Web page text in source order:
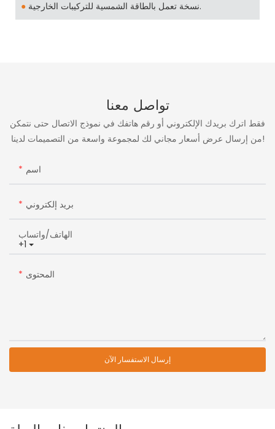
●
نسخة تعمل بالطاقة الشمسية للتركيبات الخارجية.
تواصل معنا
فقط اترك بريدك الإلكتروني أو رقم هاتفك في نموذج الاتصال حتى نتمكن
من إرسال عرض أسعار مجاني لك لمجموعة واسعة من التصميمات لدينا!
اسم
بريد إلكتروني
+1
الهاتف/واتساب
المحتوى
إرسال الاستفسار الآن